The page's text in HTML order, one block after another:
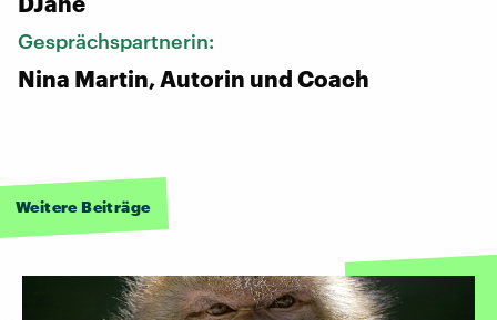
Gesprächspartnerin:
Nina Martin, Autorin und Coach
Weitere Beiträge